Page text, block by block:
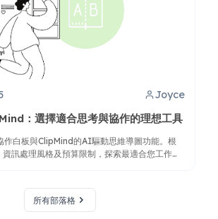
Joyce
：選擇適合思考與協作的理想工具
作白板與ClipMind的AI驅動思維導圖功能。根
訊處理風格及預算限制，探索最適合您工作流
所有部落格